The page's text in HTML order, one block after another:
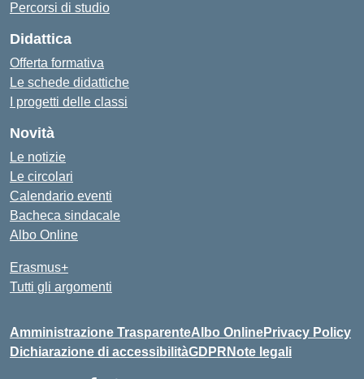
Percorsi di studio
Didattica
Offerta formativa
Le schede didattiche
I progetti delle classi
Novità
Le notizie
Le circolari
Calendario eventi
Bacheca sindacale
Albo Online
Erasmus+
Tutti gli argomenti
Amministrazione TrasparenteAlbo OnlinePrivacy Policy
Dichiarazione di accessibilitàGDPR Note legali